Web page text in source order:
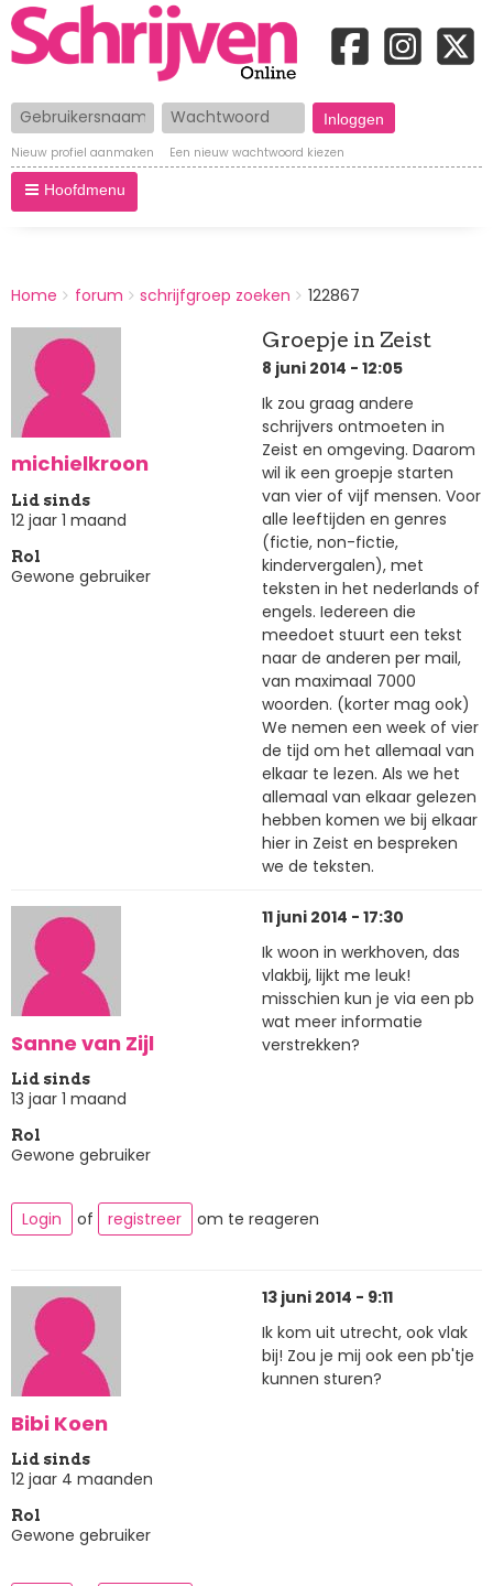
Gebruikersnaam Wachtwoord
Nieuw profiel aanmaken Een nieuw wachtwoord kiezen
Hoofdmenu
BREADCRUMBS
You
here:
Home forum schrijfgroep zoeken 122867
michielkroon
Lid sinds
12 jaar 1 maand
Rol
Gewone gebruiker
Groepje in Zeist
8 juni 2014 - 12:05
Ik zou graag andere
schrijvers ontmoeten in
Zeist en omgeving. Daarom
wil ik een groepje starten
van vier of vijf mensen. Voor
alle leeftijden en genres
(fictie, non-fictie,
kindervergalen), met
teksten in het nederlands of
engels. Iedereen die
meedoet stuurt een tekst
naar de anderen per mail,
van maximaal 7000
woorden. (korter mag ook)
We nemen een week of vier
de tijd om het allemaal van
elkaar te lezen. Als we het
allemaal van elkaar gelezen
hebben komen we bij elkaar
hier in Zeist en bespreken
we de teksten.
Sanne van Zijl
Lid sinds
13 jaar 1 maand
Rol
Gewone gebruiker
11 juni 2014 - 17:30
Ik woon in werkhoven, das
vlakbij, lijkt me leuk!
misschien kun je via een pb
wat meer informatie
verstrekken?
Login of registreer om te reageren
Bibi Koen
Lid sinds
12 jaar 4 maanden
Rol
Gewone gebruiker
13 juni 2014 - 9:11
Ik kom uit utrecht, ook vlak
bij! Zou je mij ook een pb'tje
kunnen sturen?